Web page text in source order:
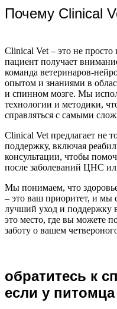
Почему Clinical
Clinical Vet – это не
пациент получает
команда ветеринаров-
опытом и знаниями в
и спинном мозге. Мы
технологии и методики,
справляться с самыми
Clinical Vet предлагает не
поддержку, включая
консультации, чтобы
после заболеваний ЦНС
Мы понимаем, что
– это ваш приоритет, и мы
лучший уход и поддержку
это место, где вы можете
заботу о вашем
обратитесь к
если у питомца